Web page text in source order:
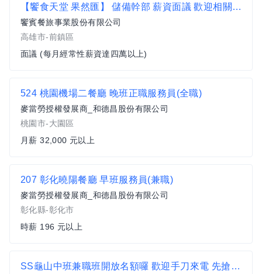
【饗食天堂 果然匯】 儲備幹部 薪資面議 歡迎相關經驗者來挑戰【前鎮區】
饗賓餐旅事業股份有限公司
高雄市-前鎮區
面議 (每月經常性薪資達四萬以上)
524 桃園機場二餐廳 晚班正職服務員(全職)
麥當勞授權發展商_和德昌股份有限公司
桃園市-大園區
月薪 32,000 元以上
207 彰化曉陽餐廳 早班服務員(兼職)
麥當勞授權發展商_和德昌股份有限公司
彰化縣-彰化市
時薪 196 元以上
SS龜山中班兼職班開放名額囉 歡迎手刀來電 先搶先贏 林口 桃園 龜山頂湖路